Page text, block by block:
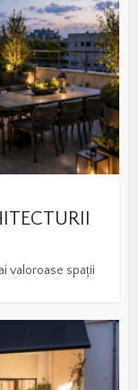
valoroase spații